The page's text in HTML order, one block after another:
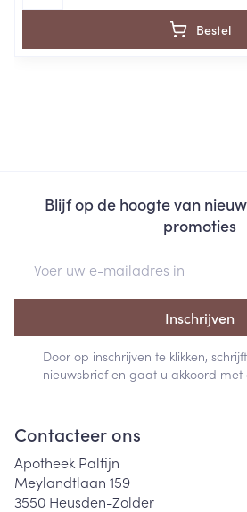
Bestel
Blijf op de hoogte van
promoties
Inschrijven
Door op inschrijven te klikken,
nieuwsbrief en gaat u akkoord met
Contacteer ons
Apotheek Palfijn
Meylandtlaan 159
3550 Heusden-Zolder